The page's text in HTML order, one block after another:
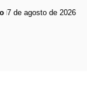
7 de agosto de 2026